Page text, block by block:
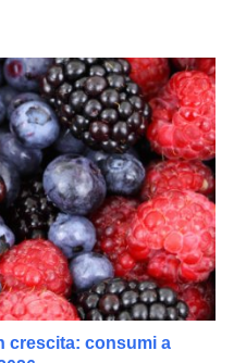
crescita: consumi a